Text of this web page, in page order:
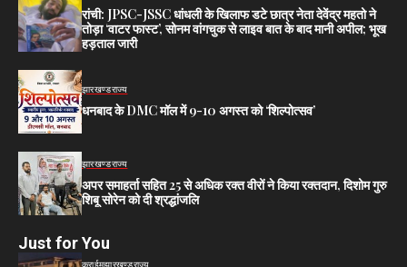
रांची: JPSC-JSSC धांधली के खिलाफ डटे छात्र नेता देवेंद्र महतो ने
तोड़ा ‘वाटर फास्ट’, सोनम वांगचुक से लाइव बात के बाद मानी अपील; भूख
हड़ताल जारी
झारखण्डराज्य
धनबाद के DMC मॉल में 9-10 अगस्त को ‘शिल्पोत्सव’
झारखण्डराज्य
अपर समाहर्ता सहित 25 से अधिक रक्त वीरों ने किया रक्तदान, दिशोम गुरु
शिबू सोरेन को दी श्रद्धांजलि
Just for You